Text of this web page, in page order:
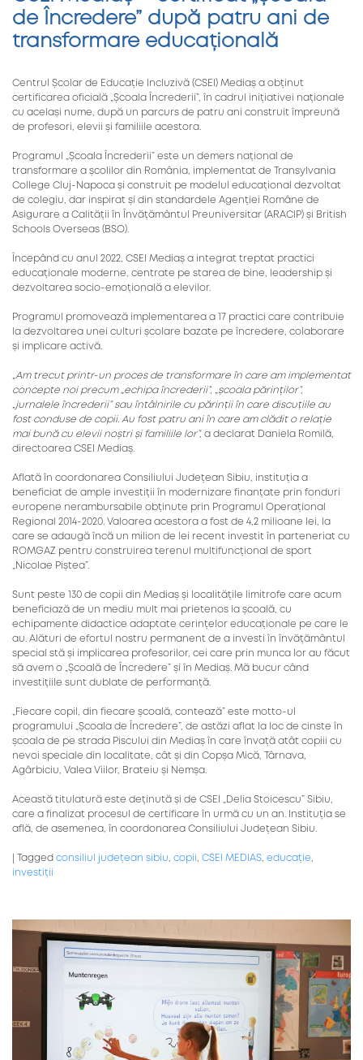
de Încredere” după patru ani de
transformare educațională
Centrul Școlar de Educație Incluzivă (CSEI) Mediaș a obținut
certificarea oficială „Școala Încrederii”, în cadrul inițiativei naționale
cu același nume, după un parcurs de patru ani construit împreună
de profesori, elevii și familiile acestora.
Programul „Școala Încrederii” este un demers național de
transformare a școlilor din România, implementat de Transylvania
College Cluj-Napoca și construit pe modelul educațional dezvoltat
de colegiu, dar inspirat și din standardele Agenției Române de
Asigurare a Calității în Învățământul Preuniversitar (ARACIP) și British
Schools Overseas (BSO).
Începând cu anul 2022, CSEI Mediaș a integrat treptat practici
educaționale moderne, centrate pe starea de bine, leadership și
dezvoltarea socio-emoțională a elevilor.
Programul promovează implementarea a 17 practici care contribuie
la dezvoltarea unei culturi școlare bazate pe încredere, colaborare
și implicare activă.
„Am trecut printr-un proces de transformare în care am implementat
concepte noi precum „echipa încrederii”, „școala părinților”,
„jurnalele încrederii” sau întâlnirile cu părinții în care discuțiile au
fost conduse de copii. Au fost patru ani în care am clădit o relație
mai bună cu elevii noștri și familiile lor”, a declarat Daniela Romilă,
directoarea CSEI Mediaș.
Aflată în coordonarea Consiliului Județean Sibiu, instituția a
beneficiat de ample investiții în modernizare finanțate prin fonduri
europene nerambursabile obținute prin Programul Operațional
Regional 2014-2020. Valoarea acestora a fost de 4,2 milioane lei, la
care se adaugă încă un milion de lei recent investit în parteneriat cu
ROMGAZ pentru construirea terenul multifuncțional de sport
„Nicolae Piștea”.
Sunt peste 130 de copii din Mediaș și localitățile limitrofe care acum
beneficiază de un mediu mult mai prietenos la școală, cu
echipamente didactice adaptate cerințelor educaționale pe care le
au. Alături de efortul nostru permanent de a investi în învățământul
special stă și implicarea profesorilor, cei care prin munca lor au făcut
să avem o „Școală de Încredere” și în Mediaș. Mă bucur când
investițiile sunt dublate de performanță.
„Fiecare copil, din fiecare școală, contează” este motto-ul
programului „Școala de Încredere”, de astăzi aflat la loc de cinste în
școala de pe strada Piscului din Mediaș în care învață atât copiii cu
nevoi speciale din localitate, cât și din Copșa Mică, Târnava,
Agârbiciu, Valea Viilor, Brateiu și Nemșa.
Această titulatură este deținută și de CSEI „Delia Stoicescu” Sibiu,
care a finalizat procesul de certificare în urmă cu un an. Instituția se
află, de asemenea, în coordonarea Consiliului Județean Sibiu.
Tagged consiliul județean sibiu, copii, CSEI MEDIAS, educație,
investiții